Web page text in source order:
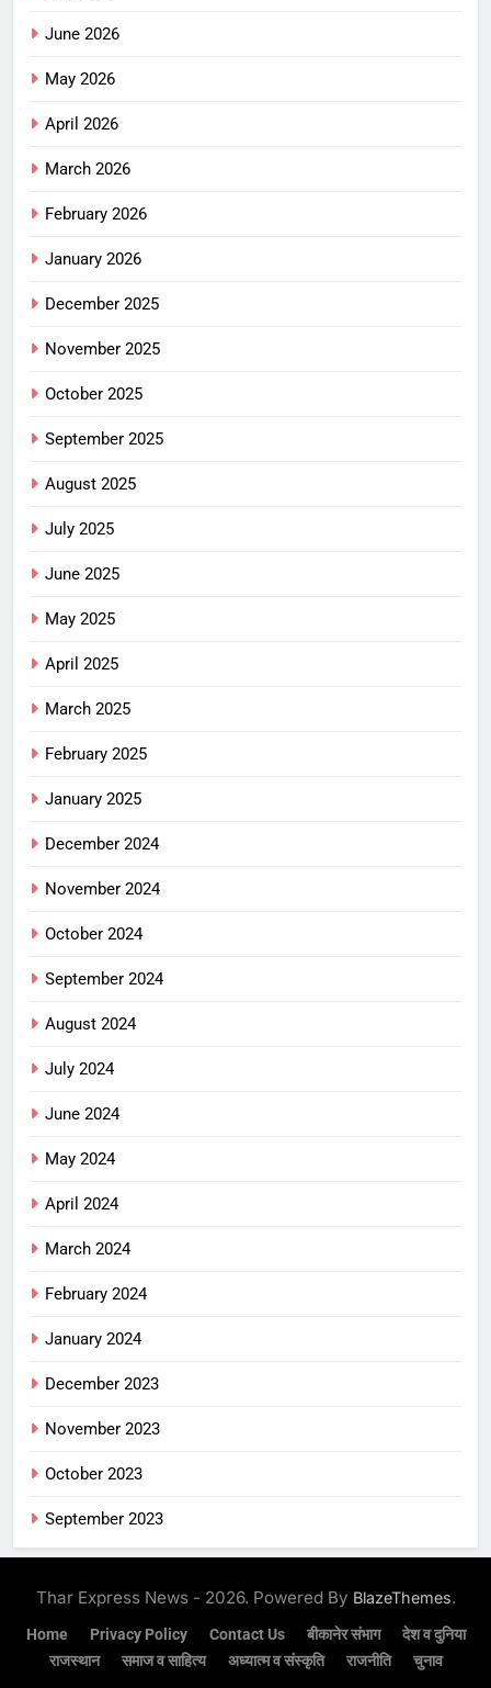
June 2026
May 2026
April 2026
March 2026
February 2026
January 2026
December 2025
November 2025
October 2025
September 2025
August 2025
July 2025
June 2025
May 2025
April 2025
March 2025
February 2025
January 2025
December 2024
November 2024
October 2024
September 2024
August 2024
July 2024
June 2024
May 2024
April 2024
March 2024
February 2024
January 2024
December 2023
November 2023
October 2023
September 2023
Thar Express News - 2026. Powered By BlazeThemes.
Home Privacy Policy Contact Us बीकानेर संभाग
देश व दुनिया
राजस्थान
समाज व साहित्य अध्यात्म व संस्कृति राजनीति चुनाव